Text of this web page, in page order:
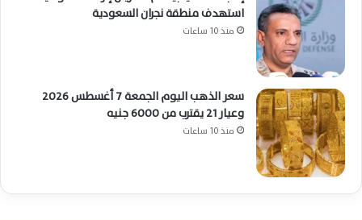
استهدف منطقة نجران السعودية
منذ 10 ساعات
سعر الذهب اليوم الجمعة 7 أغسطس 2026
وعيار 21 يقترب من 6000 جنيه
منذ 10 ساعات